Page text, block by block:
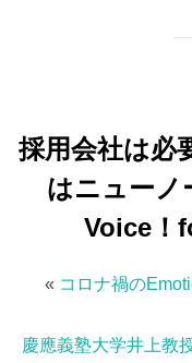
採用会社は必
はニューノ
Voice！
« コロナ禍の
慶應義塾大学井上教